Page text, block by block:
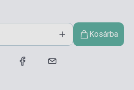
Kosárba